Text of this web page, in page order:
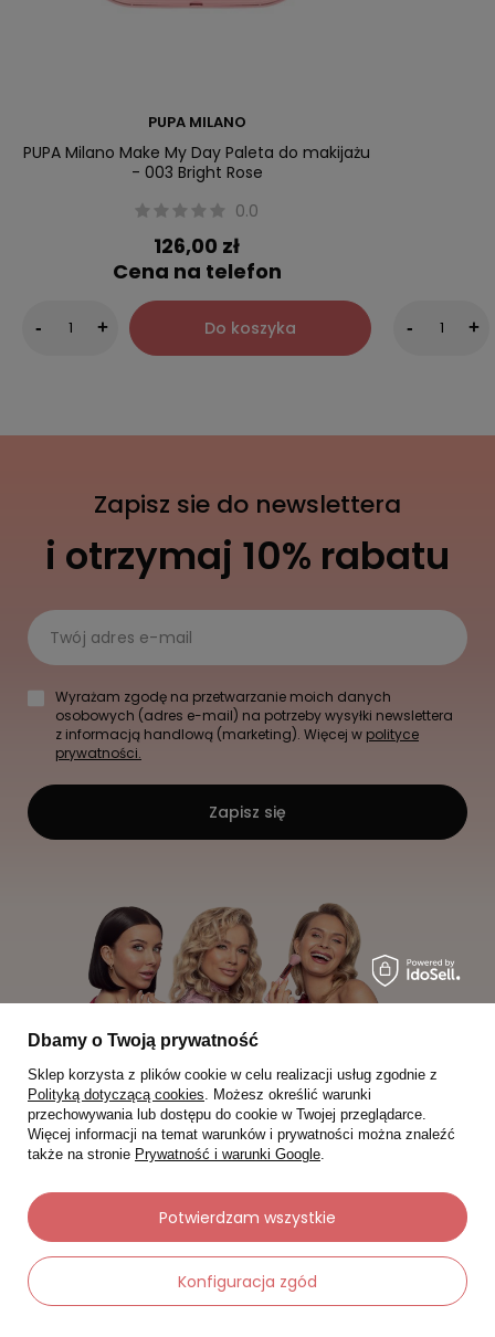
PUPA MILANO
PUPA Milano Make My Day Paleta do makijażu
- 003 Bright Rose
0.0
126,00 zł
Cena na telefon
- + Do koszyka - +
Zapisz sie do newslettera
i otrzymaj 10% rabatu
Twój adres e-mail
Wyrażam zgodę na przetwarzanie moich danych
osobowych (adres e-mail) na potrzeby wysyłki newslettera
z informacją handlową (marketing). Więcej w polityce
prywatności.
Zapisz się
Moje zamówienia
Status zamówienia
Śledzenie przesyłki
Dbamy o Twoją prywatność
Sklep korzysta z plików cookie w celu realizacji usług zgodnie z
Polityką dotyczącą cookies. Możesz określić warunki
przechowywania lub dostępu do cookie w Twojej przeglądarce.
Więcej informacji na temat warunków i prywatności można znaleźć
także na stronie Prywatność i warunki Google.
Konfiguracja zgód
Potwierdzam wszystkie